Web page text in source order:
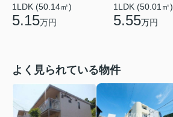
1LDK (50.14㎡)
5.15万円
1LDK (50.01㎡)
5.55万円
よく見られている物件